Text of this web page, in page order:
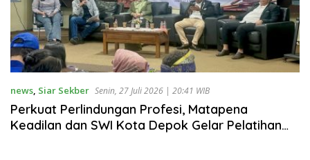
news, Siar Sekber Senin, 27 Juli 2026 | 20:41 WIB
Perkuat Perlindungan Profesi, Matapena
Keadilan dan SWI Kota Depok Gelar Pelatihan